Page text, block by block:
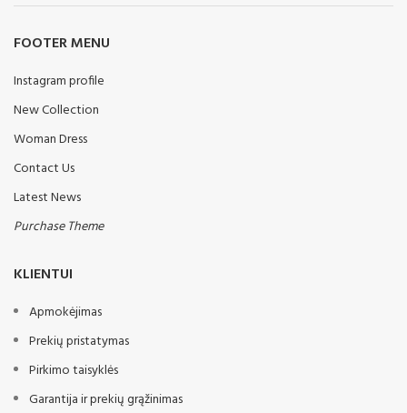
FOOTER MENU
Instagram profile
New Collection
Woman Dress
Contact Us
Latest News
Purchase Theme
KLIENTUI
Apmokėjimas
Prekių pristatymas
Pirkimo taisyklės
Garantija ir prekių grąžinimas